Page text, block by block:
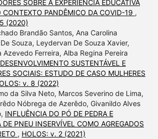
SOBRE A EXPERIÊNCIA EDUCATIVA
CONTEXTO PANDÊMICO DA COVID-19 ,
(2020)
Brandão Santos, Ana Carolina
Souza, Leydervan De Souza Xavier,
Azevedo Ferreira, Alba Regina Pereira
DESENVOLVIMENTO SUSTENTÁVEL E
SOCIAIS: ESTUDO DE CASO MULHERES
v. 8 (2022)
da Silva Neto, Marcos Severino de Lima,
Nóbrega de Azerêdo, Givanildo Alves
INFLUÊNCIA DO PÓ DE PEDRA E
DE PNEU INSERVÍVEL COMO AGREGADOS
, HOLOS: v. 2 (2021)